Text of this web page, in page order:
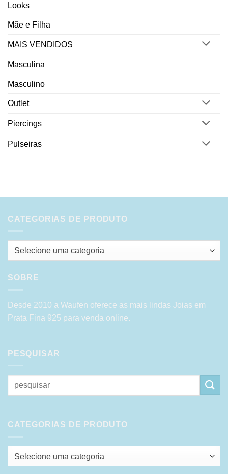
Looks
Mãe e Filha
MAIS VENDIDOS
Masculina
Masculino
Outlet
Piercings
Pulseiras
CATEGORIAS DE PRODUTO
Selecione uma categoria
SOBRE
Desde 2010 a Waufen oferece as mais lindas Joias em
Prata Fina 925 para venda online.
PESQUISAR
Pesquisar
por:
CATEGORIAS DE PRODUTO
Selecione uma categoria